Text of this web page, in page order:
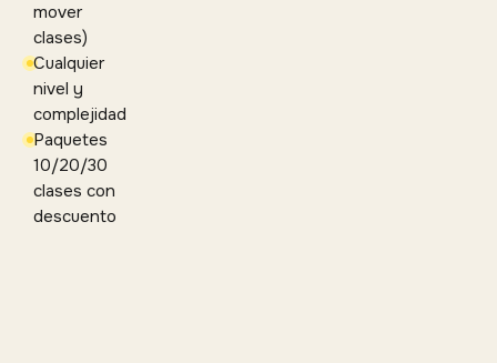
mover
clases)
Cualquier
nivel y
complejidad
Paquetes
10/20/30
clases con
descuento